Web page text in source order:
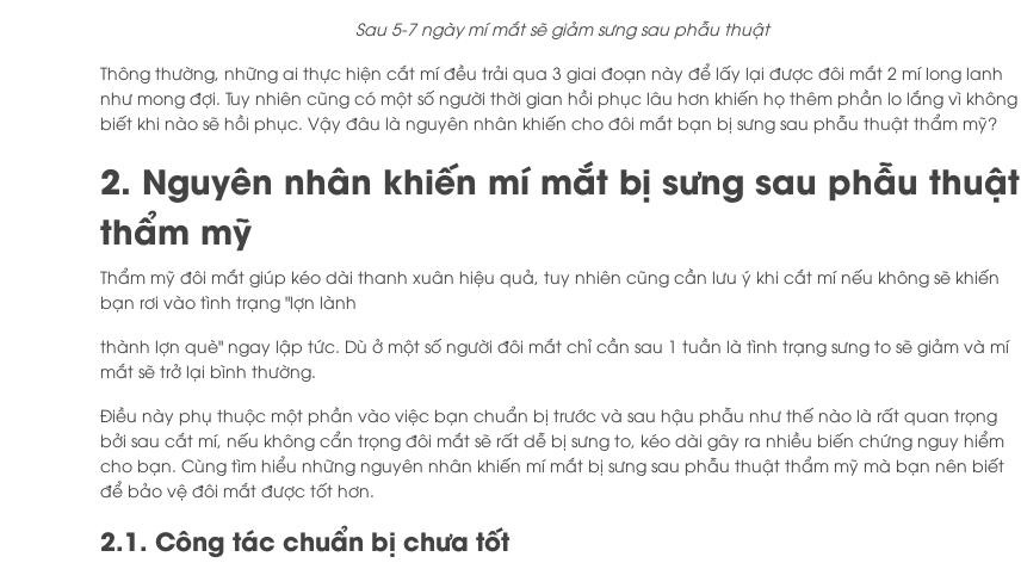
Sau 5-7 ngày mí mắt sẽ giảm sưng sau phẫu thuật
Thông thường, những ai thực hiện cắt mí đều trải qua 3 giai đoạn này để lấy lại được đôi mắt 2 mí long lanh
như mong đợi. Tuy nhiên cũng có một số người thời gian hồi phục lâu hơn khiến họ thêm phần lo lắng vì không
biết khi nào sẽ hồi phục. Vậy đâu là nguyên nhân khiến cho đôi mắt bạn bị sưng sau phẫu thuật thẩm mỹ?
2. Nguyên nhân khiến mí mắt bị sưng sau phẫu thuật
thẩm mỹ
Thẩm mỹ đôi mắt giúp kéo dài thanh xuân hiệu quả, tuy nhiên cũng cần lưu ý khi cắt mí nếu không sẽ khiến
bạn rơi vào tình trạng "lợn lành
thành lợn què" ngay lập tức. Dù ở một số người đôi mắt chỉ cần sau 1 tuần là tình trạng sưng to sẽ giảm và mí
mắt sẽ trở lại bình thường.
Điều này phụ thuộc một phần vào việc bạn chuẩn bị trước và sau hậu phẫu như thế nào là rất quan trọng
bởi sau cắt mí, nếu không cẩn trọng đôi mắt sẽ rất dễ bị sưng to, kéo dài gây ra nhiều biến chứng nguy hiểm
cho bạn. Cùng tìm hiểu những nguyên nhân khiến mí mắt bị sưng sau phẫu thuật thẩm mỹ mà bạn nên biết
để bảo vệ đôi mắt được tốt hơn.
2.1. Công tác chuẩn bị chưa tốt